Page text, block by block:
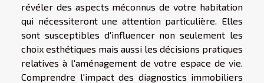
révéler des aspects méconnus de votre habitation
qui nécessiteront une attention particulière. Elles
sont susceptibles d'influencer non seulement les
choix esthétiques mais aussi les décisions pratiques
relatives à l'aménagement de votre espace de vie.
Comprendre l'impact des diagnostics immobiliers